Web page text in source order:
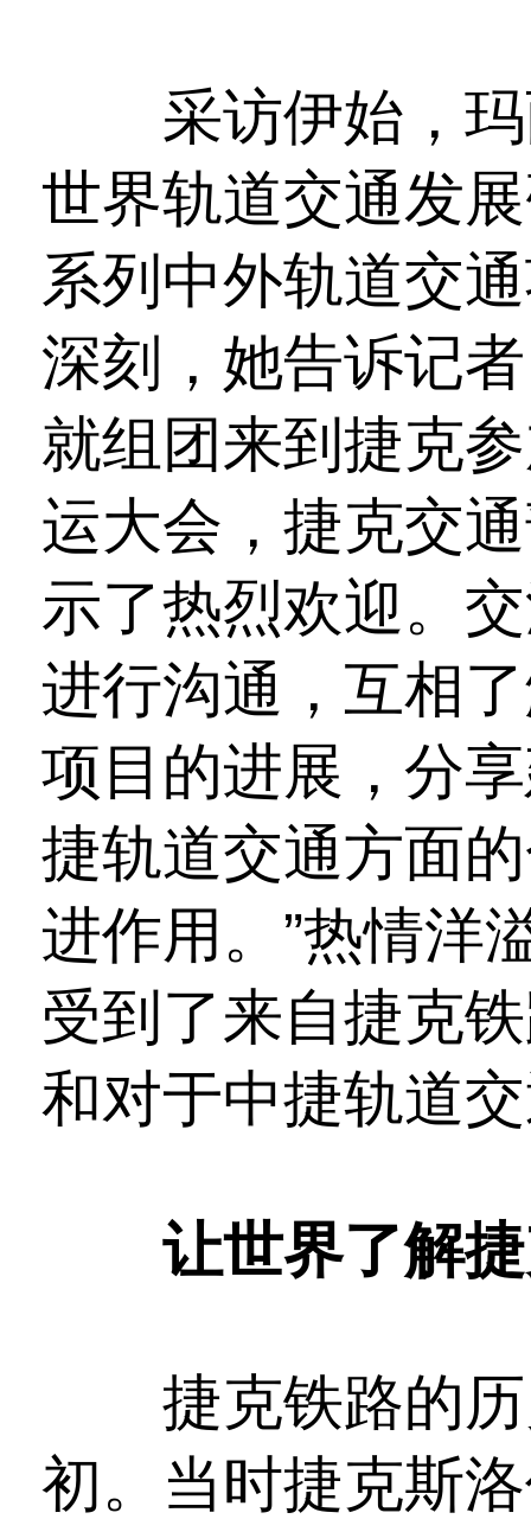
采访伊始，玛
世界轨道交通发
系列中外轨道交
深刻，她告诉记
就组团来到捷克
运大会，捷克交
示了热烈欢迎。
进行沟通，互相
项目的进展，分
捷轨道交通方面
进作用。”热情洋
受到了来自捷克
和对于中捷轨道
让世界了解捷
捷克铁路的历
初。当时捷克斯